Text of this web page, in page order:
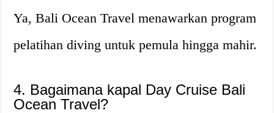
Ya, Bali Ocean Travel menawarkan program
pelatihan diving untuk pemula hingga mahir.
4. Bagaimana kapal Day Cruise Bali
Ocean Travel?